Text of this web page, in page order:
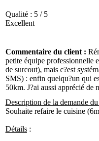
Qualité : 5 / 5
Excellent
Commentaire du client :
petite équipe professionnelle
de surcout), mais c?est
SMS) : enfin quelqu?un qui
50km. J?ai aussi apprécié de
Description de la demande
Souhaite refaire le cuisine
Détails :